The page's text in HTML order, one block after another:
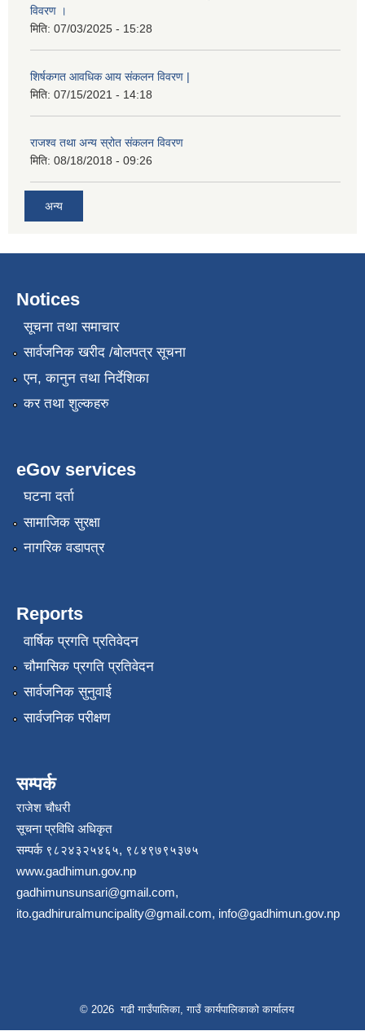
विवरण ।
मिति: 07/03/2025 - 15:28
शिर्षकगत आवधिक आय संकलन विवरण |
मिति: 07/15/2021 - 14:18
राजश्व तथा अन्य स्रोत संकलन विवरण
मिति: 08/18/2018 - 09:26
अन्य
Notices
सूचना तथा समाचार
सार्वजनिक खरीद /बोलपत्र सूचना
एन, कानुन तथा निर्देशिका
कर तथा शुल्कहरु
eGov services
घटना दर्ता
सामाजिक सुरक्षा
नागरिक वडापत्र
Reports
वार्षिक प्रगति प्रतिवेदन
चौमासिक प्रगति प्रतिवेदन
सार्वजनिक सुनुवाई
सार्वजनिक परीक्षण
सम्पर्क
राजेश चौधरी
सूचना प्रविधि अधिकृत
सम्पर्क ९८२४३२५४६५, ९८४९७९५३७५
www.gadhimun.gov.np
gadhimunsunsari@gmail.com,
ito.gadhiruralmuncipality@gmail.com, info@gadhimun.gov.np
© 2026 गढी गाउँपालिका, गाउँ कार्यपालिकाको कार्यालय